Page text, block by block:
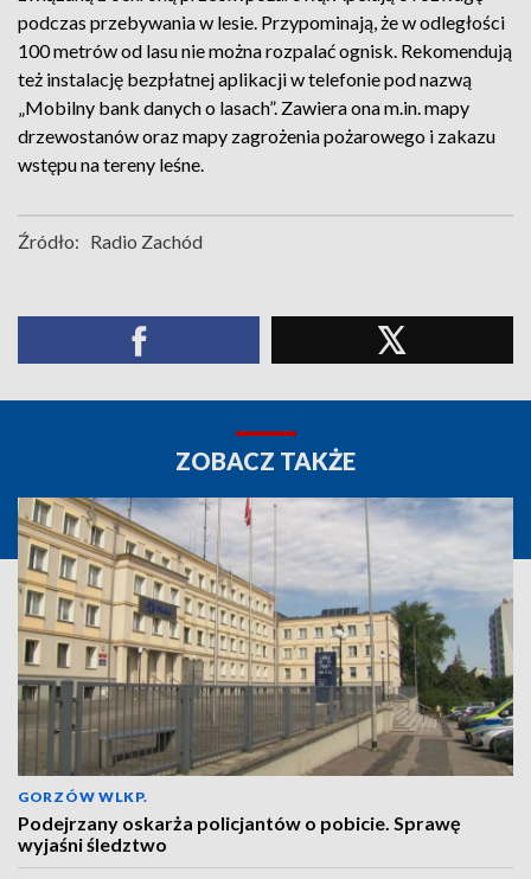
podczas przebywania w lesie. Przypominają, że w odległości
100 metrów od lasu nie można rozpalać ognisk. Rekomendują
też instalację bezpłatnej aplikacji w telefonie pod nazwą
„Mobilny bank danych o lasach”. Zawiera ona m.in. mapy
drzewostanów oraz mapy zagrożenia pożarowego i zakazu
wstępu na tereny leśne.
Źródło: Radio Zachód
ZOBACZ TAKŻE
GORZÓW WLKP.
Podejrzany oskarża policjantów o pobicie. Sprawę
wyjaśni śledztwo